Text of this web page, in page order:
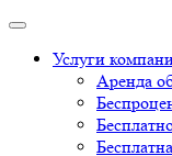
Услуги
Аренда